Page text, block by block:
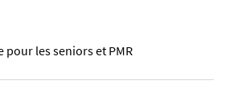
pour les seniors et PMR